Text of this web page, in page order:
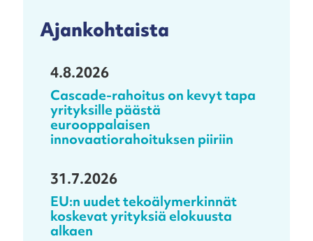
Ajankohtaista
4.8.2026
Cascade-rahoitus on kevyt tapa
yrityksille päästä
eurooppalaisen
innovaatiorahoituksen piiriin
31.7.2026
EU:n uudet tekoälymerkinnät
koskevat yrityksiä elokuusta
alkaen